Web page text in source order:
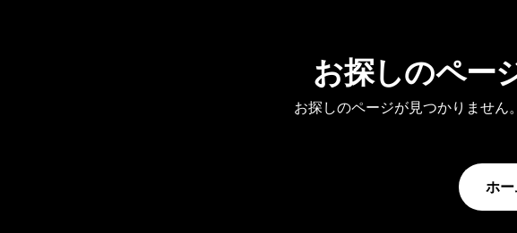
お探しのペー
お探しのページが見つかりません
ホ